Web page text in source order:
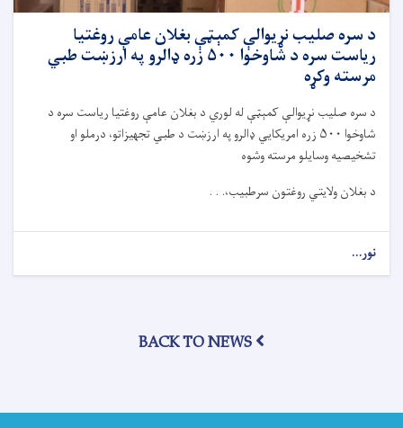
له
څانګو
څخه
۱۵۲
تنه
زده‌
کړیالان
فارغ
شول
د سره صلیب نړیوالې کمېټې بغلان عامې روغتیا
ریاست سره د شاوخوا ۵۰۰ زره ډالرو په ارزښت طبي
مرسته وکړه
د سره صلیب نړیوالې کمېټې له لوري د بغلان عامې روغتیا ریاست سره د
شاوخوا ۵۰۰ زره امریکايي ډالرو په ارزښت د طبي تجهیزاتو، درملو او
تشخیصیه وسایلو مرسته وشوه
د بغلان ولایتي روغتون سرطبیب،. . .
نور...
د
ریاست
BACK TO NEWS